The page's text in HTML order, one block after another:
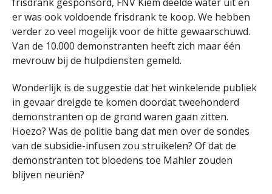
er was ook voldoende frisdrank te koop. We hebben
verder zo veel mogelijk voor de hitte gewaarschuwd.
Van de 10.000 demonstranten heeft zich maar één
mevrouw bij de hulpdiensten gemeld.
Wonderlijk is de suggestie dat het winkelende publiek
in gevaar dreigde te komen doordat tweehonderd
demonstranten op de grond waren gaan zitten.
Hoezo? Was de politie bang dat men over de sondes
van de subsidie-infusen zou struikelen? Of dat de
demonstranten tot bloedens toe Mahler zouden
blijven neuriën?